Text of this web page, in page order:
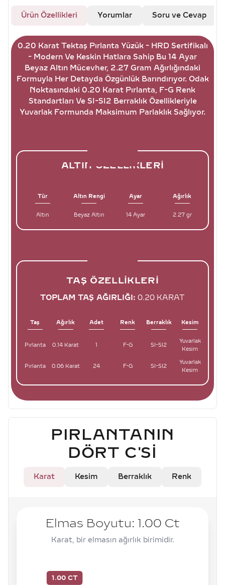
Ürün Özellikleri Yorumlar Soru ve Cevap
0.20 Karat Tektaş Pırlanta Yüzük - HRD Sertifikalı
- Modern Ve Keskin Hatlara Sahip Bu 14 Ayar
Beyaz Altın Mücevher, 2.27 Gram Ağırlığındaki
Formuyla Her Detayda Özgünlük Barındırıyor. Odak
Noktasındaki 0.20 Karat Pırlanta, F-G Renk
Standartları Ve SI-SI2 Berraklık Özellikleriyle
Yuvarlak Formunda Maksimum Parlaklık Sağlıyor.
ALTIN ÖZELLIKLERI
Tür Altın Rengi Ayar Ağırlık
Altın Beyaz Altın 14 Ayar 2.27 gr
TAŞ ÖZELLIKLERI
TOPLAM TAŞ AĞIRLIĞI: 0.20 KARAT
Taş Ağırlık Adet Renk Berraklık Kesim
Pırlanta 0.14 Karat 1 F-G SI-SI2
Yuvarlak
Kesim
Pırlanta 0.06 Karat 24 F-G SI-SI2
Yuvarlak
Kesim
PIRLANTANIN
DÖRT C'SI
Karat Kesim Berraklık Renk
Elmas Boyutu: 1.00 Ct
Karat, bir elmasın ağırlık birimidir.
1.00 CT